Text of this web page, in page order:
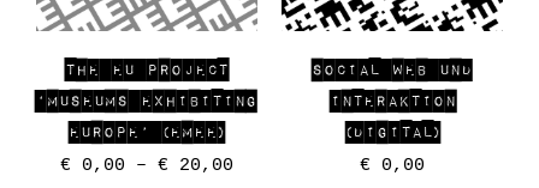
THE EU PROJECT
‘MUSEUMS EXHIBITING
EUROPE’ (EMEE)
€ 0,00 – € 20,00
SOCIAL WEB UND
INTERAKTION
(DIGITAL)
€ 0,00